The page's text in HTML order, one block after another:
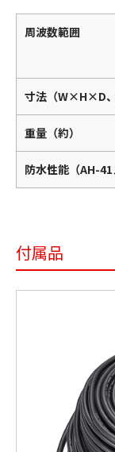
周波数範囲
寸法（W×H×D
重量（約）
防水性能（AH-41
付属品